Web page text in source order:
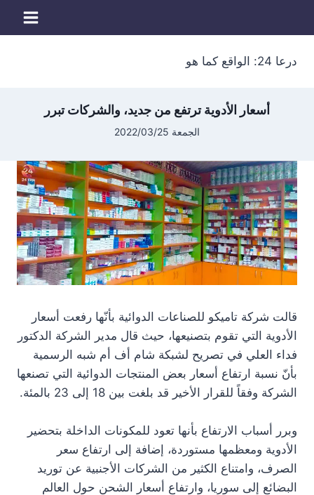
درعا 24: الواقع كما هو
أسعار الأدوية ترتفع من جديد، والشركات تبرر
الجمعة 2022/03/25
قالت شركة تاميكو للصناعات الدوائية بأنّها رفعت أسعار
الأدوية التي تقوم بتصنيعها، حيث قال مدير الشركة ‏الدكتور
فداء العلي في تصريح لشبكة شام أف أم شبه الرسمية
بأنّ نسبة ارتفاع أسعار بعض المنتجات الدوائية التي تصنعها
الشركة وفقاً للقرار الأخير قد بلغت بين 18 إلى 23 بالمئة.
وبرر أسباب الارتفاع بأنها تعود للمكونات الداخلة بتحضير
الأدوية ومعظمها مستوردة، إضافة إلى ارتفاع سعر
الصرف، وامتناع الكثير من الشركات الأجنبية عن توريد
البضائع إلى سوريا، وارتفاع أسعار الشحن حول العالم